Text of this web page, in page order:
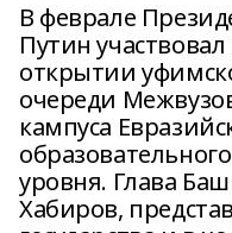
В феврале
Путин
открытии
очереди
кампуса
уровня. Глава
Хабиров,